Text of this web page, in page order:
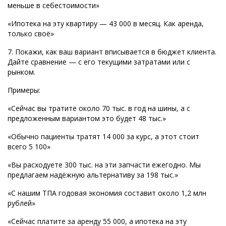
меньше в себестоимости»
«Ипотека на эту квартиру — 43 000 в месяц. Как аренда,
только своё»
7. Покажи, как ваш вариант вписывается в бюджет клиента.
Дайте сравнение — с его текущими затратами или с
рынком.
Примеры:
«Сейчас вы тратите около 70 тыс. в год на шины, а с
предложенным вариантом это будет 48 тыс.»
«Обычно пациенты тратят 14 000 за курс, а этот стоит
всего 5 100»
«Вы расходуете 300 тыс. на эти запчасти ежегодно. Мы
предлагаем надёжную альтернативу за 198 тыс.»
«С нашим ТПА годовая экономия составит около 1,2 млн
рублей»
«Сейчас платите за аренду 55 000, а ипотека на эту